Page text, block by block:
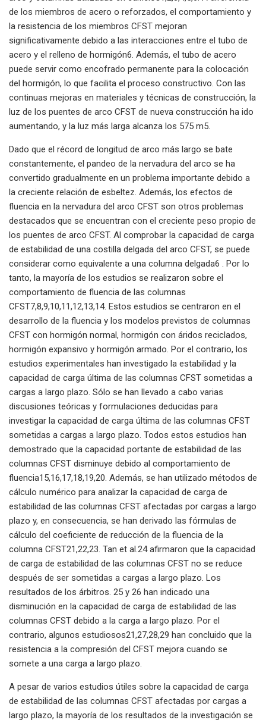
de los miembros de acero o reforzados, el comportamiento y
la resistencia de los miembros CFST mejoran
significativamente debido a las interacciones entre el tubo de
acero y el relleno de hormigón6. Además, el tubo de acero
puede servir como encofrado permanente para la colocación
del hormigón, lo que facilita el proceso constructivo. Con las
continuas mejoras en materiales y técnicas de construcción, la
luz de los puentes de arco CFST de nueva construcción ha ido
aumentando, y la luz más larga alcanza los 575 m5.
Dado que el récord de longitud de arco más largo se bate
constantemente, el pandeo de la nervadura del arco se ha
convertido gradualmente en un problema importante debido a
la creciente relación de esbeltez. Además, los efectos de
fluencia en la nervadura del arco CFST son otros problemas
destacados que se encuentran con el creciente peso propio de
los puentes de arco CFST. Al comprobar la capacidad de carga
de estabilidad de una costilla delgada del arco CFST, se puede
considerar como equivalente a una columna delgada6 . Por lo
tanto, la mayoría de los estudios se realizaron sobre el
comportamiento de fluencia de las columnas
CFST7,8,9,10,11,12,13,14. Estos estudios se centraron en el
desarrollo de la fluencia y los modelos previstos de columnas
CFST con hormigón normal, hormigón con áridos reciclados,
hormigón expansivo y hormigón armado. Por el contrario, los
estudios experimentales han investigado la estabilidad y la
capacidad de carga última de las columnas CFST sometidas a
cargas a largo plazo. Sólo se han llevado a cabo varias
discusiones teóricas y formulaciones deducidas para
investigar la capacidad de carga última de las columnas CFST
sometidas a cargas a largo plazo. Todos estos estudios han
demostrado que la capacidad portante de estabilidad de las
columnas CFST disminuye debido al comportamiento de
fluencia15,16,17,18,19,20. Además, se han utilizado métodos de
cálculo numérico para analizar la capacidad de carga de
estabilidad de las columnas CFST afectadas por cargas a largo
plazo y, en consecuencia, se han derivado las fórmulas de
cálculo del coeficiente de reducción de la fluencia de la
columna CFST21,22,23. Tan et al.24 afirmaron que la capacidad
de carga de estabilidad de las columnas CFST no se reduce
después de ser sometidas a cargas a largo plazo. Los
resultados de los árbitros. 25 y 26 han indicado una
disminución en la capacidad de carga de estabilidad de las
columnas CFST debido a la carga a largo plazo. Por el
contrario, algunos estudiosos21,27,28,29 han concluido que la
resistencia a la compresión del CFST mejora cuando se
somete a una carga a largo plazo.
A pesar de varios estudios útiles sobre la capacidad de carga
de estabilidad de las columnas CFST afectadas por cargas a
largo plazo, la mayoría de los resultados de la investigación se